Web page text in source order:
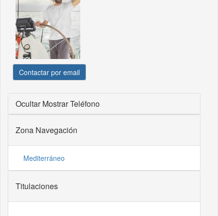
Contactar por email
Ocultar Mostrar Teléfono
Zona Navegación
Mediterráneo
Titulaciones